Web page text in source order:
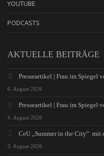
YOUTUBE
PODCASTS
AKTUELLE BEITRÄGE
Presseartikel | Frau im Spiegel
6. August 2026
Presseartikel | Frau im Spiegel
4. August 2026
CeU „Summer in the City“ mit
3. August 2026